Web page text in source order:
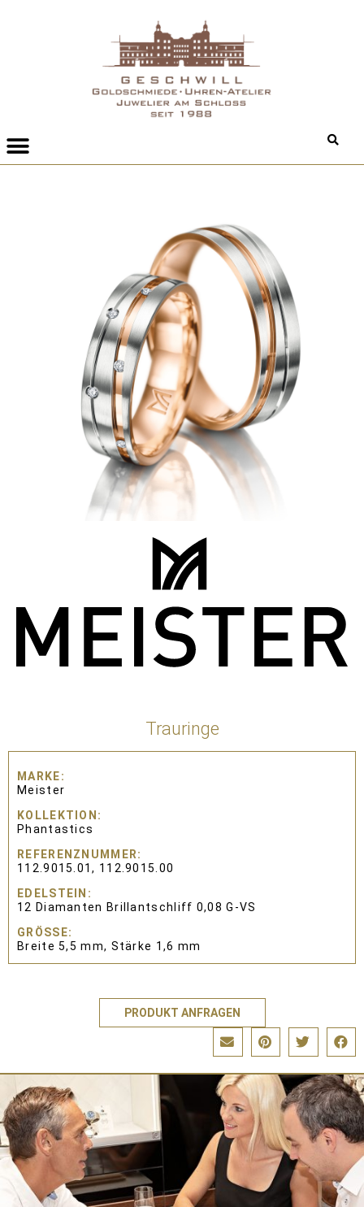
Trauringe
MARKE
Meister
KOLLEKTION
Phantastics
REFERENZNUMMER
112.9015.01, 112.9015.00
EDELSTEIN
12 Diamanten Brillantschliff 0,08 G-VS
GRÖSSE
Breite 5,5 mm, Stärke 1,6 mm
PRODUKT ANFRAGEN